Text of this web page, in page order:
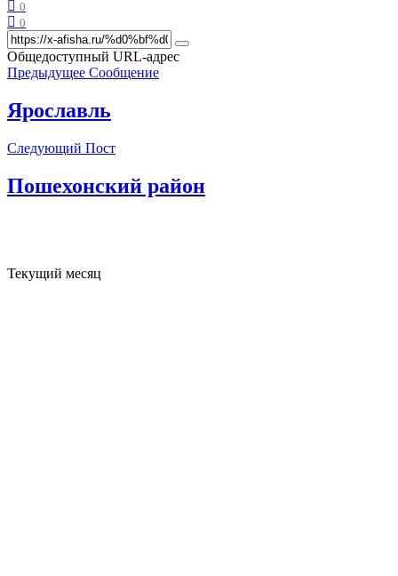
0
0
Общедоступный URL-адрес
Предыдущее Сообщение
Ярославль
Следующий Пост
Пошехонский район
Текущий месяц